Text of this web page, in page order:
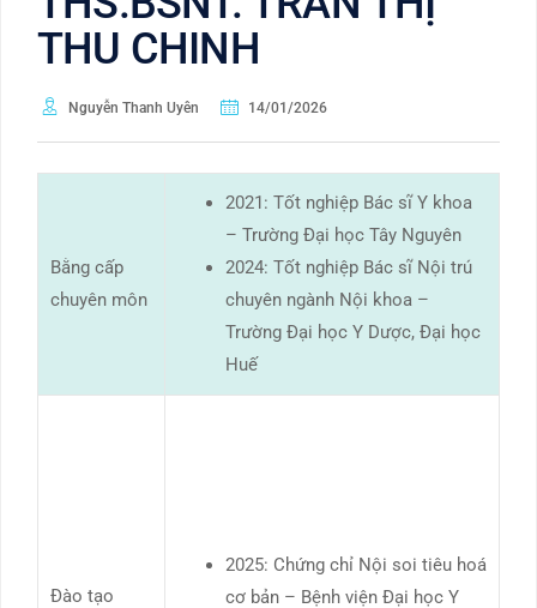
THU CHINH
Nguyễn Thanh Uyên 14/01/2026
Bằng cấp
chuyên môn
2021: Tốt nghiệp Bác sĩ Y khoa
– Trường Đại học Tây Nguyên
2024: Tốt nghiệp Bác sĩ Nội trú
chuyên ngành Nội khoa –
Trường Đại học Y Dược, Đại học
Huế
Đào tạo
2025: Chứng chỉ Nội soi tiêu hoá
cơ bản – Bệnh viện Đại học Y